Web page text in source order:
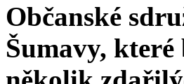
Občanské
Šumavy, které